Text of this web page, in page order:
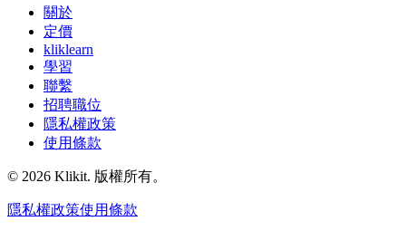
關於
定價
kliklearn
學習
聯繫
招聘職位
隱私權政策
使用條款
© 2026 Klikit. 版權所有。
隱私權政策使用條款